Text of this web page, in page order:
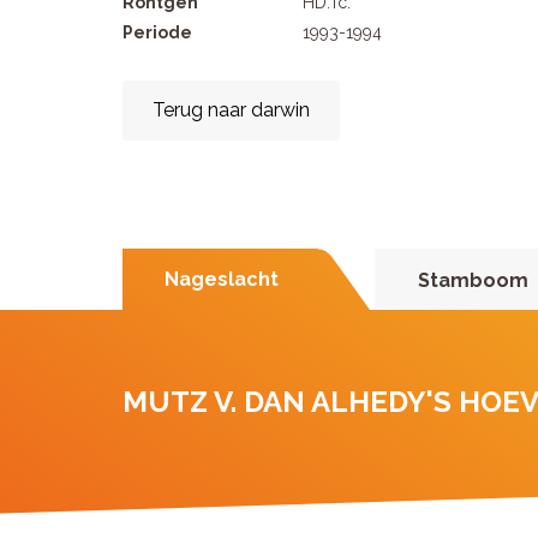
Periode
1993-1994
Terug naar darwin
Nageslacht Stamboom
MUTZ V. DAN ALHEDY'S